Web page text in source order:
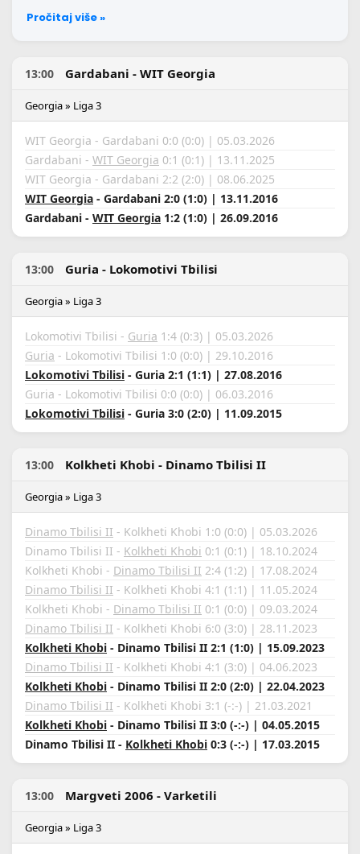
Pročitaj više »
13:00 Gardabani - WIT Georgia
Georgia » Liga 3
WIT Georgia - Gardabani 0:0 (0:0) | 05.03.2026
Gardabani - WIT Georgia 0:1 (0:1) | 13.11.2025
WIT Georgia - Gardabani 2:2 (2:0) | 08.06.2025
WIT Georgia - Gardabani 2:0 (1:0) | 13.11.2016
Gardabani - WIT Georgia 1:2 (1:0) | 26.09.2016
13:00 Guria - Lokomotivi Tbilisi
Georgia » Liga 3
Lokomotivi Tbilisi - Guria 1:4 (0:3) | 05.03.2026
Guria - Lokomotivi Tbilisi 1:0 (0:0) | 29.10.2016
Lokomotivi Tbilisi - Guria 2:1 (1:1) | 27.08.2016
Guria - Lokomotivi Tbilisi 0:0 (0:0) | 06.03.2016
Lokomotivi Tbilisi - Guria 3:0 (2:0) | 11.09.2015
13:00 Kolkheti Khobi - Dinamo Tbilisi II
Georgia » Liga 3
Dinamo Tbilisi II - Kolkheti Khobi 1:0 (0:0) | 05.03.2026
Dinamo Tbilisi II - Kolkheti Khobi 0:1 (0:1) | 18.10.2024
Kolkheti Khobi - Dinamo Tbilisi II 2:4 (1:2) | 17.08.2024
Dinamo Tbilisi II - Kolkheti Khobi 4:1 (1:1) | 11.05.2024
Kolkheti Khobi - Dinamo Tbilisi II 0:1 (0:0) | 09.03.2024
Dinamo Tbilisi II - Kolkheti Khobi 6:0 (3:0) | 28.11.2023
Kolkheti Khobi - Dinamo Tbilisi II 2:1 (1:0) | 15.09.2023
Dinamo Tbilisi II - Kolkheti Khobi 4:1 (3:0) | 04.06.2023
Kolkheti Khobi - Dinamo Tbilisi II 2:0 (2:0) | 22.04.2023
Dinamo Tbilisi II - Kolkheti Khobi 3:1 (-:-) | 21.03.2021
Kolkheti Khobi - Dinamo Tbilisi II 3:0 (-:-) | 04.05.2015
Dinamo Tbilisi II - Kolkheti Khobi 0:3 (-:-) | 17.03.2015
13:00 Margveti 2006 - Varketili
Georgia » Liga 3